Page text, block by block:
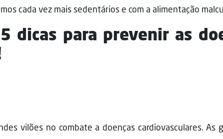
cada vez mais sedentários e com a alimentação
dicas para prevenir as
vilões no combate a doenças cardiovasculares. As